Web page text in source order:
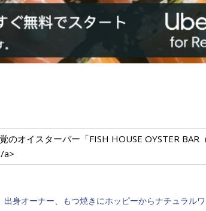
イスターバー「FISH HOUSE OYSTER BAR
a>
身オーナー、もつ焼きにホッピーからナチュラル